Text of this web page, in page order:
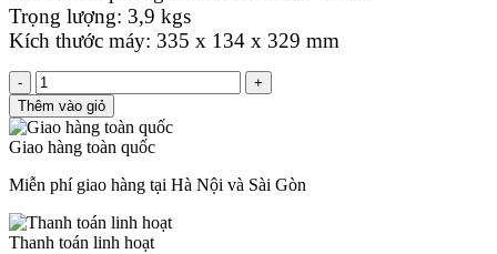
Trọng lượng: 3,9 kgs
Kích thước máy: 335 x 134 x 329 mm
-
+
Thêm vào giỏ
Giao hàng toàn quốc
Miễn phí giao hàng tại Hà Nội và Sài Gòn
Thanh toán linh hoạt